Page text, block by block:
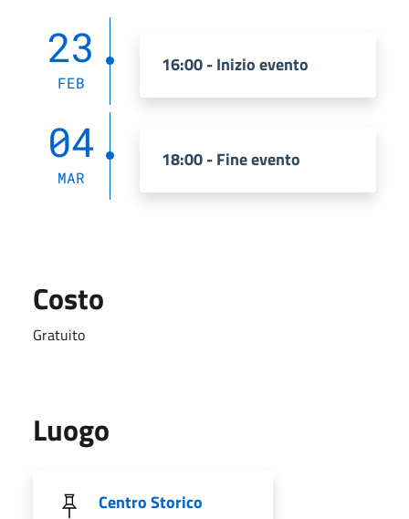
23
FEB
16:00 - Inizio evento
04
MAR
18:00 - Fine evento
Costo
Gratuito
Luogo
Centro Storico